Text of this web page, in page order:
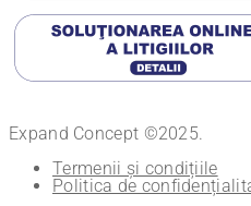
Expand Concept ©2025.
Termenii și condițiile
Politica de